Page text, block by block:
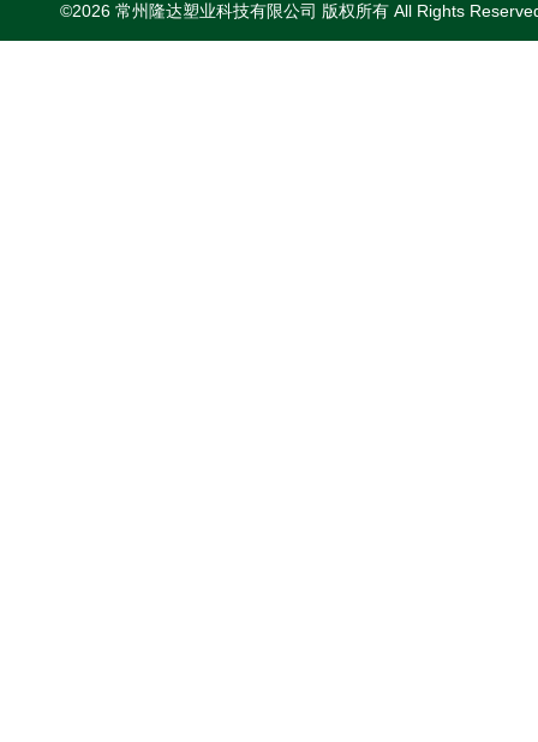
©2026 常州隆达塑业科技有限公司 版权所有 All Rights